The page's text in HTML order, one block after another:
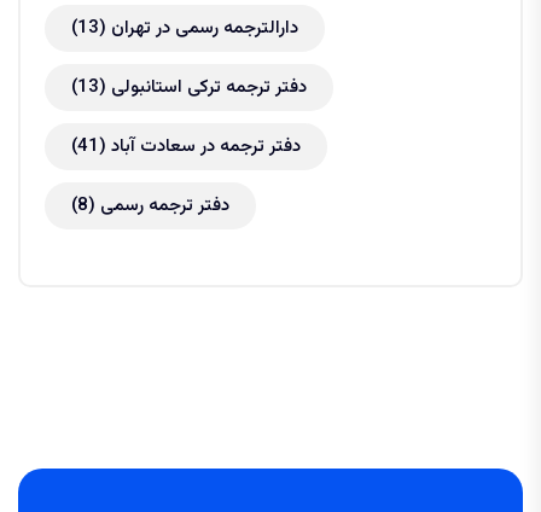
دارالترجمه رسمی در تهران (13)
دفتر ترجمه ترکی استانبولی (13)
دفتر ترجمه در سعادت آباد (41)
دفتر ترجمه رسمی (8)